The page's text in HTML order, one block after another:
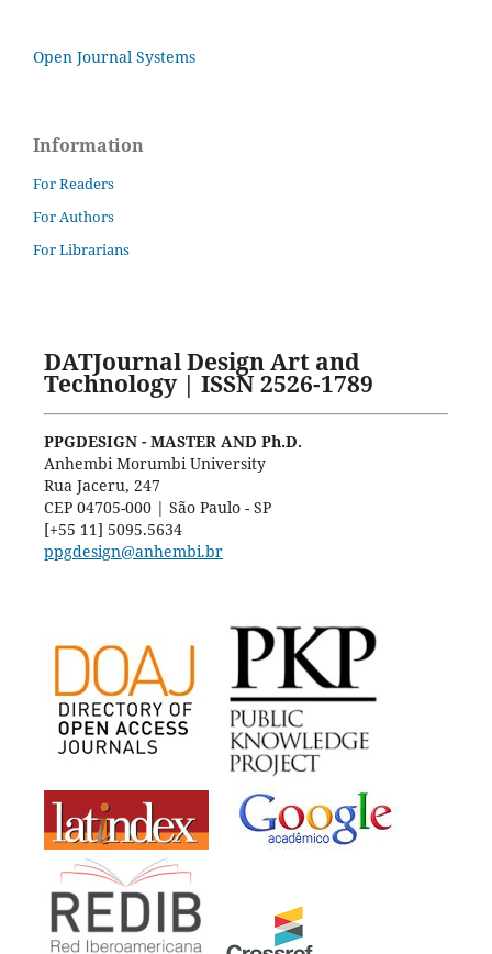
Open Journal Systems
Information
For Readers
For Authors
For Librarians
DATJournal Design Art and
Technology | ISSN 2526-1789
PPGDESIGN - MASTER AND Ph.D.
Anhembi Morumbi University
Rua Jaceru, 247
CEP 04705-000 | São Paulo - SP
[+55 11] 5095.5634
ppgdesign@anhembi.br